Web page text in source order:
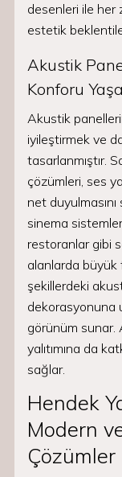
desenleri ile her
estetik
Akustik
Konforu
Akustik
iyileştirmek ve
tasarlanmıştır.
çözümleri, ses
net
sinema
restoranlar gibi
alanlarda büyük
şekillerdeki
dekorasyonuna
görünüm sunar.
yalıtımına da
sağlar.
Hendek
Modern
Çözümler